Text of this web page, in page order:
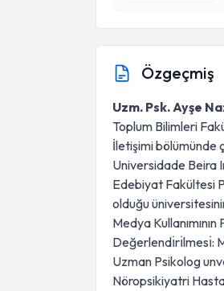
Özgeçmiş
Uzm. Psk. Ayşe
Toplum Bilimleri
İletişimi bölümünde
Universidade Beira
Edebiyat Fakültesi
olduğu
Medya
Uzman Psikolog
Nöropsikiyatri